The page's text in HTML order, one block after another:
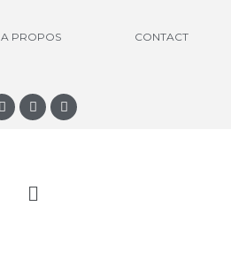
A PROPOS CONTACT